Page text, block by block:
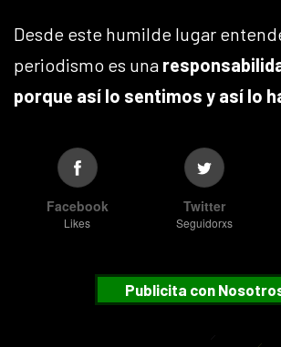
Desde este humilde lugar
periodismo es una
porque así lo sentimos y así lo
Facebook
Likes
Twitter
Seguidorxs
Publicita con